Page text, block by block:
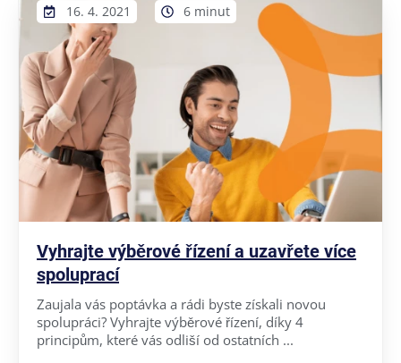
16. 4. 2021 6 minut
Vyhrajte výběrové řízení a uzavřete více
spoluprací
Zaujala vás poptávka a rádi byste získali novou
spolupráci? Vyhrajte výběrové řízení, díky 4
principům, které vás odliší od ostatních ...